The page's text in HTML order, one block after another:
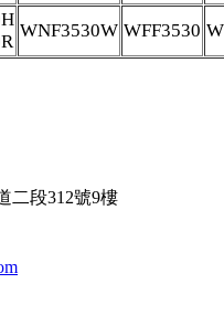
WNF3530W WFF3530
二段312號9樓